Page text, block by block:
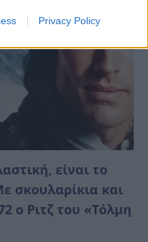
Privacy Policy
είναι το
σκουλαρίκια και
ο Ριτζ του «Τόλμη